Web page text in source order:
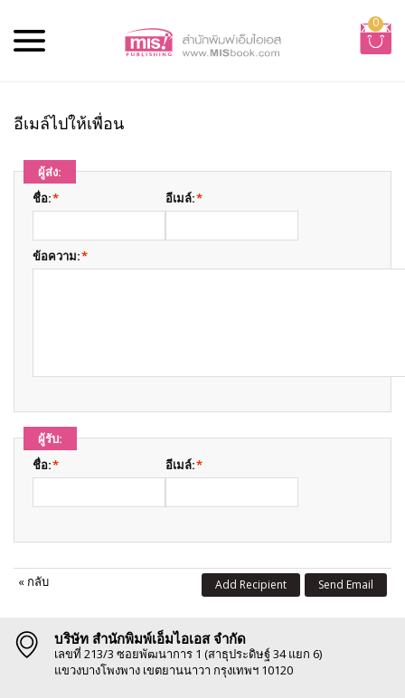
0
อีเมล์ไปให้เพื่อน
ผู้ส่ง:
*
ชื่อ: *
อีเมล์:
*
ข้อความ:
ผู้รับ:
*
ชื่อ: *
อีเมล์:
« กลับ Send Email
Add Recipient
บริษัท สำนักพิมพ์เอ็มไอเอส จำกัด
เลขที่ 213/3 ซอยพัฒนาการ 1 (สาธุประดิษฐ์ 34 แยก 6)
แขวงบางโพงพาง เขตยานนาวา กรุงเทพฯ 10120